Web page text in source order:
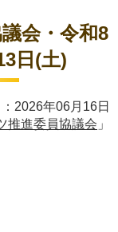
会・令和8
日(土)
2026年06月16日
推進委員協議会 」